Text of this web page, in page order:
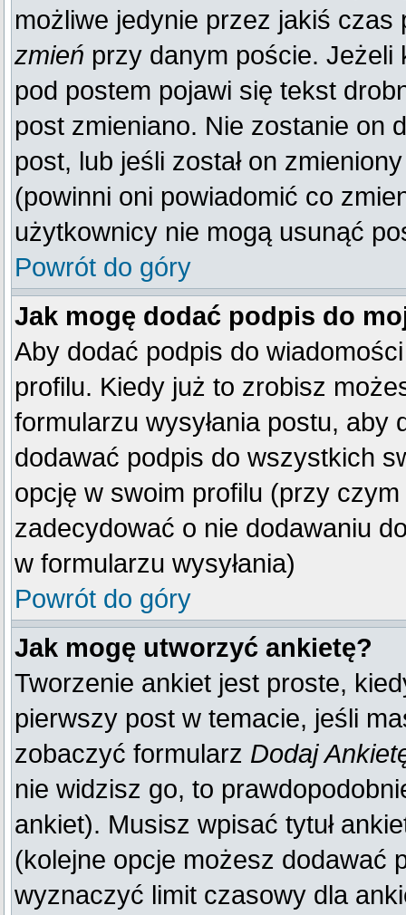
możliwe jedynie przez jakiś
zmień przy danym poście. Jeżeli
pod postem pojawi się tekst
post zmieniano. Nie zostanie on
post, lub jeśli został on
(powinni oni powiadomić co
użytkownicy nie mogą usunąć
Powrót do góry
Jak mogę dodać podpis do
Aby dodać podpis do
profilu. Kiedy już to zrobisz
formularzu wysyłania postu,
dodawać podpis do wszystkich
opcję w swoim profilu (przy
zadecydować o nie dodawaniu
w formularzu wysyłania)
Powrót do góry
Jak mogę utworzyć ankietę?
Tworzenie ankiet jest proste,
pierwszy post w temacie, jeśli
zobaczyć formularz Dodaj
nie widzisz go, to
ankiet). Musisz wpisać tytuł
(kolejne opcje możesz dodawać
wyznaczyć limit czasowy dla